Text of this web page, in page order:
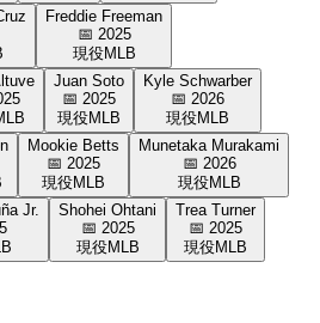
Freddie Freeman
📅 2025
現役MLB
Juan Soto
📅 2025
現役MLB
Kyle Schwarber
📅 2026
現役MLB
Mookie Betts
📅 2025
現役MLB
Munetaka Murakami
📅 2026
現役MLB
Jr.
Shohei Ohtani
📅 2025
現役MLB
Trea Turner
📅 2025
現役MLB